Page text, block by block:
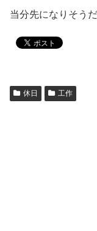
当分先になりそうだ
休日 工作